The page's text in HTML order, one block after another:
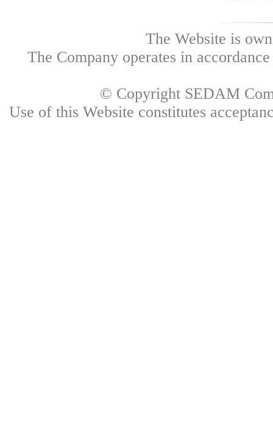
The Website is
The Company operates in
© Copyright SEDAM
Use of this Website constitutes